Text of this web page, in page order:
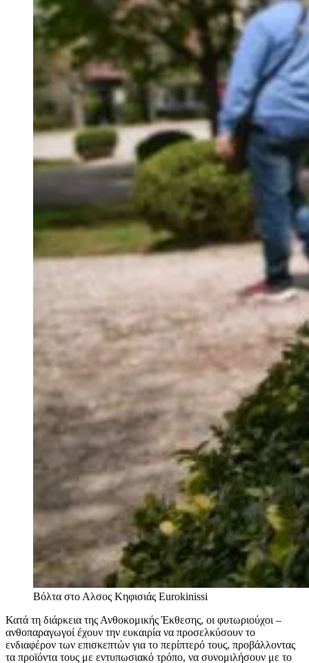
Βόλτα στο Αλσος Κηφισιάς Eurokinissi
Κατά τη διάρκεια της Ανθοκομικής Έκθεσης, οι φυτωριούχοι –
ανθοπαραγωγοί έχουν την ευκαιρία να προσελκύσουν το
ενδιαφέρον των επισκεπτών για το περίπτερό τους, προβάλλοντας
τα προϊόντα τους με εντυπωσιακό τρόπο, να συνομιλήσουν με το